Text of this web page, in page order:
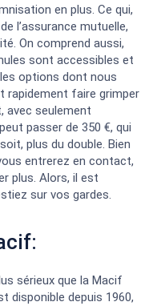
en plus. Ce qui,
l’assurance mutuelle,
On comprend aussi,
sont accessibles et
options dont nous
rapidement faire grimper
avec seulement
passer de 350 €, qui
plus du double. Bien
entrerez en contact,
plus. Alors, il est
sur vos gardes.
sérieux que la Macif
disponible depuis 1960,